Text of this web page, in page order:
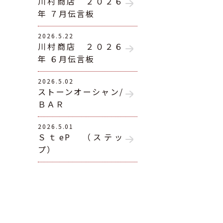
年 ７月伝言板
2026.5.22
川村商店 ２０２６
年 ６月伝言板
2026.5.02
ストーンオーシャン/
ＢＡＲ
2026.5.01
ＳｔeP （ステッ
プ）